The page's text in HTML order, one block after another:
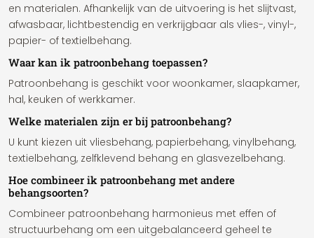
en materialen. Afhankelijk van de uitvoering is het slijtvast,
afwasbaar, lichtbestendig en verkrijgbaar als vlies-, vinyl-,
papier- of textielbehang.
Waar kan ik patroonbehang toepassen?
Patroonbehang is geschikt voor woonkamer, slaapkamer,
hal, keuken of werkkamer.
Welke materialen zijn er bij patroonbehang?
U kunt kiezen uit vliesbehang, papierbehang, vinylbehang,
textielbehang, zelfklevend behang en glasvezelbehang.
Hoe combineer ik patroonbehang met andere
behangsoorten?
Combineer patroonbehang harmonieus met effen of
structuurbehang om een uitgebalanceerd geheel te